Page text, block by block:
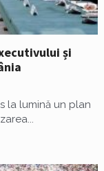
și
la lumină un plan